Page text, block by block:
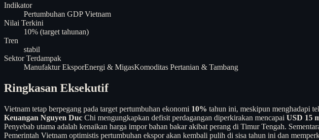
Indikator
Pertumbuhan GDP Vietnam
Nilai Terkini
10% (target tahunan)
Tren
stabil
Sektor Terdampak
Manufaktur EksporEnergi & MigasKomoditas Pertanian & Tambang
Ringkasan Eksekutif
Vietnam tetap berpegang pada target pertumbuhan ekonomi 10% tahun ini, meskipun menghadapi
Keuangan Nguyen Duc Chi mengungkapkan defisit perdagangan diperkirakan mencapai USD 15
Penyebab utama adalah kenaikan harga impor bahan bakar akibat perang di Timur Tengah.
Pemerintah Vietnam optimistis pertumbuhan ekspor akan kembali pulih di sisa tahun ini dan